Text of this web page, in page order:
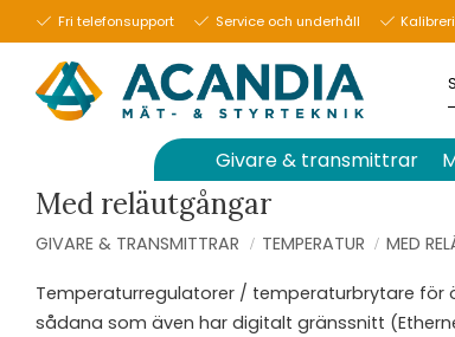
Fri telefonsupport Service och underhåll
Givare & transmittrar
Med reläutgångar
GIVARE & TRANSMITTRAR TEMPERATUR MED
Temperaturregulatorer / temperaturbrytare för
sådana som även har digitalt gränssnitt